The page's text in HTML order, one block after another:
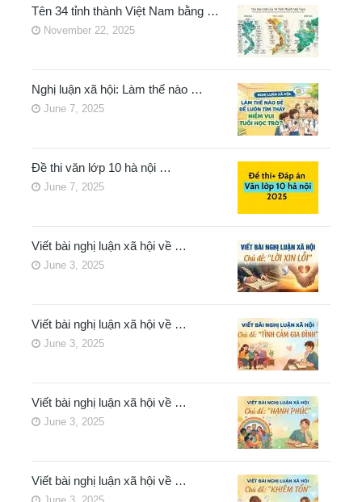
Tên 34 tỉnh thành Việt Nam bằng …
November 22, 2025
Nghị luận xã hội: Làm thế nào …
June 7, 2025
Đề thi văn lớp 10 hà nội …
June 7, 2025
Viết bài nghị luận xã hội về …
June 3, 2025
Viết bài nghị luận xã hội về …
June 3, 2025
Viết bài nghị luận xã hội về …
June 3, 2025
Viết bài nghị luận xã hội về …